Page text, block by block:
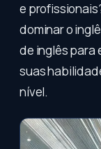
e
dominar o
de inglês para
suas
nível.